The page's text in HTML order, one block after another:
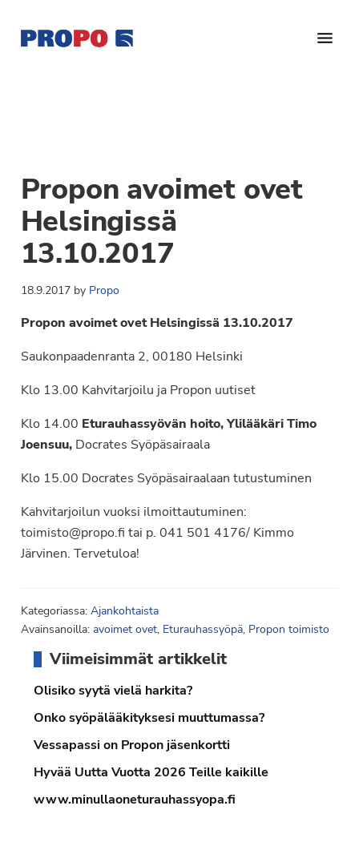
pääsisältöön
ensisijaiseen
sivupalkkiin
alatunnisteeseen
eturauhassyöpäyhdistys
Ry
on
perustettu
vuonna
1997.
on
Syöpäyhdistyksen
jäsenjärjestö.
Propon avoimet ovet
Helsingissä
13.10.2017
18.9.2017by Propo
Propon avoimet ovet Helsingissä 13.10.2017
Saukonpaadenranta 2, 00180 Helsinki
Klo 13.00 Kahvitarjoilu ja Propon uutiset
Klo 14.00 Eturauhassyövän hoito, Ylilääkäri Timo
Joensuu,Docrates Syöpäsairaala
Klo 15.00 Docrates Syöpäsairaalaan tutustuminen
Kahvitarjoilun vuoksi ilmoittautuminen:
toimisto@propo.fi tai p. 041 501 4176/ Kimmo
Järvinen. Tervetuloa!
Kategoriassa: Ajankohtaista
Avainsanoilla: avoimet ovet, Eturauhassyöpä, Propon toimisto
sivupalkki
Viimeisimmät artikkelit
Olisiko syytä vielä harkita?
Onko syöpälääkityksesi muuttumassa?
Vessapassi on Propon jäsenkortti
Hyvää Uutta Vuotta 2026 Teille kaikille
www.minullaoneturauhassyopa.fi